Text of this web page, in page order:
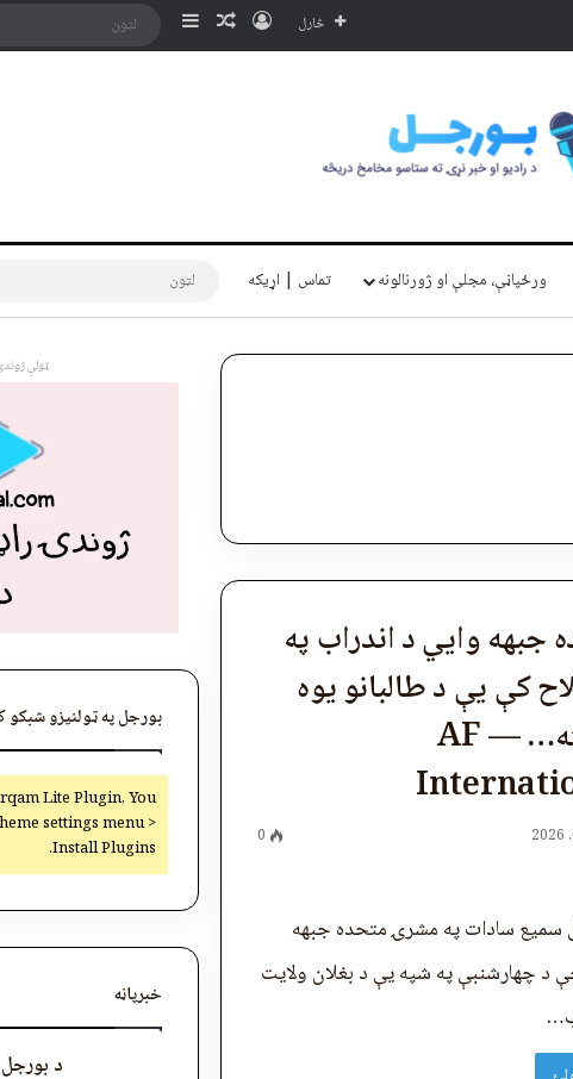
څارل ننوتلناڅاپه توری
Sidebar
ورځپاڼې، مجلې او ژورنالونه تماس | اړیکه
جبهه وایي د اندراب په
کې یې د طالبانو یوه
پوسته… — AF
0
سمیع سادات په مشرۍ متحده جبهه
د چهارشنبې په شپه یې د بغلان ولایت
ټولې
بورجل په ټولنیزو شبکو
Lite Plugin, You
settings menu >
Install Plugins.
خبرپاڼه
د بورجل